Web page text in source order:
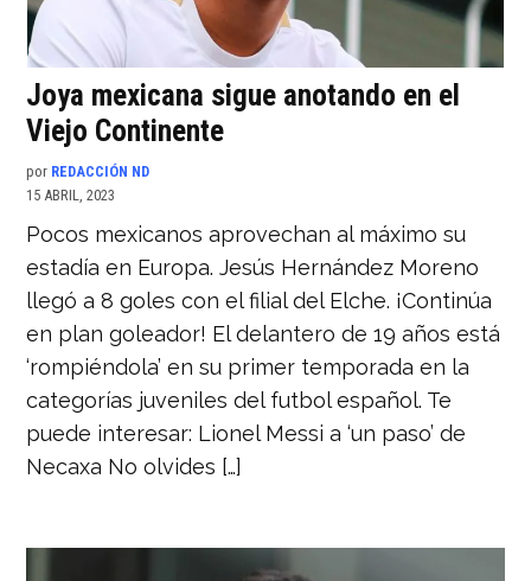
Joya mexicana sigue anotando en el
Viejo Continente
por REDACCIÓN ND
15 ABRIL, 2023
Pocos mexicanos aprovechan al máximo su
estadía en Europa. Jesús Hernández Moreno
llegó a 8 goles con el filial del Elche. ¡Continúa
en plan goleador! El delantero de 19 años está
‘rompiéndola’ en su primer temporada en la
categorías juveniles del futbol español. Te
puede interesar: Lionel Messi a ‘un paso’ de
Necaxa No olvides […]